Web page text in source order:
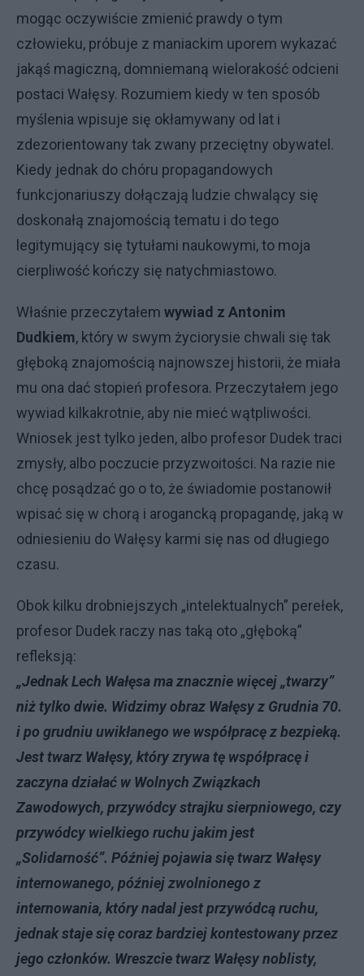
mogąc oczywiście zmienić prawdy o tym
człowieku, próbuje z maniackim uporem wykazać
jakąś magiczną, domniemaną wielorakość odcieni
postaci Wałęsy. Rozumiem kiedy w ten sposób
myślenia wpisuje się okłamywany od lat i
zdezorientowany tak zwany przeciętny obywatel.
Kiedy jednak do chóru propagandowych
funkcjonariuszy dołączają ludzie chwalący się
doskonałą znajomością tematu i do tego
legitymujący się tytułami naukowymi, to moja
cierpliwość kończy się natychmiastowo.
Właśnie przeczytałem wywiad z Antonim
Dudkiem, który w swym życiorysie chwali się tak
głęboką znajomością najnowszej historii, że miała
mu ona dać stopień profesora. Przeczytałem jego
wywiad kilkakrotnie, aby nie mieć wątpliwości.
Wniosek jest tylko jeden, albo profesor Dudek traci
zmysły, albo poczucie przyzwoitości. Na razie nie
chcę posądzać go o to, że świadomie postanowił
wpisać się w chorą i arogancką propagandę, jaką w
odniesieniu do Wałęsy karmi się nas od długiego
czasu.
Obok kilku drobniejszych „intelektualnych” perełek,
profesor Dudek raczy nas taką oto „głęboką”
refleksją:
„Jednak Lech Wałęsa ma znacznie więcej „twarzy”
niż tylko dwie. Widzimy obraz Wałęsy z Grudnia 70.
i po grudniu uwikłanego we współpracę z bezpieką.
Jest twarz Wałęsy, który zrywa tę współpracę i
zaczyna działać w Wolnych Związkach
Zawodowych, przywódcy strajku sierpniowego, czy
przywódcy wielkiego ruchu jakim jest
„Solidarność”. Później pojawia się twarz Wałęsy
internowanego, później zwolnionego z
internowania, który nadal jest przywódcą ruchu,
jednak staje się coraz bardziej kontestowany przez
jego członków. Wreszcie twarz Wałęsy noblisty,